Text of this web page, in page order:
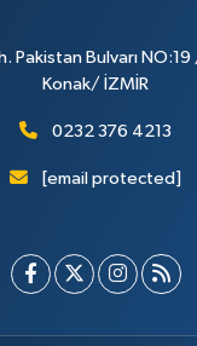
Pakistan Bulvarı
Konak/ İZMİR
0232 376 4213
[email protected]